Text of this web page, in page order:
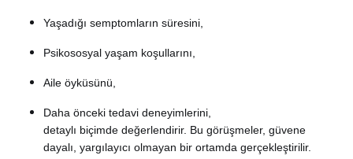
Yaşadığı semptomların süresini,
Psikososyal yaşam koşullarını,
Aile öyküsünü,
Daha önceki tedavi deneyimlerini,
detaylı biçimde değerlendirir. Bu görüşmeler, güvene
dayalı, yargılayıcı olmayan bir ortamda gerçekleştirilir.